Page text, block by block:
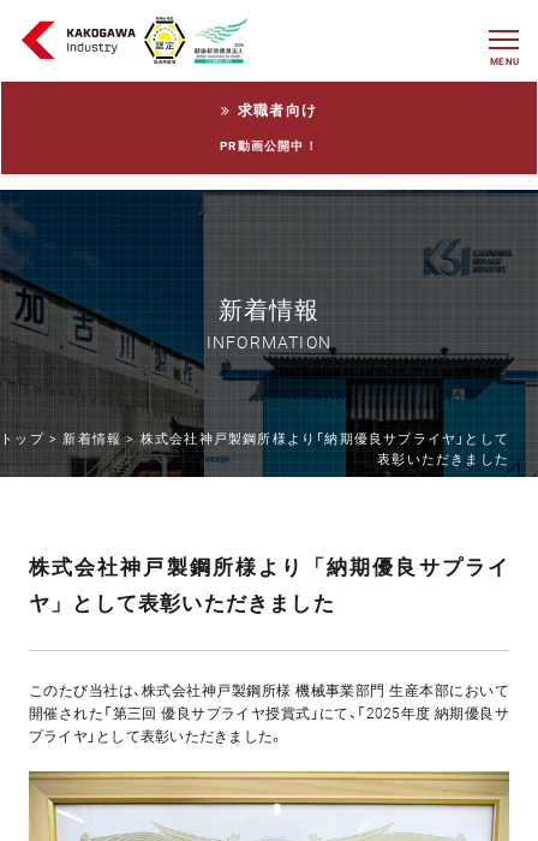
MENU
求職者向け
PR動画公開中！
新着情報
INFORMATION
トップ >新着情報 > 株式会社神戸製鋼所様より「納期優良サプライヤ」として
表彰いただきました
株式会社神戸製鋼所様より「納期優良サプライ
ヤ」として表彰いただきました
このたび当社は、株式会社神戸製鋼所様 機械事業部門 生産本部において
開催された「第三回 優良サプライヤ授賞式」にて、「2025年度 納期優良サ
プライヤ」として表彰いただきました。